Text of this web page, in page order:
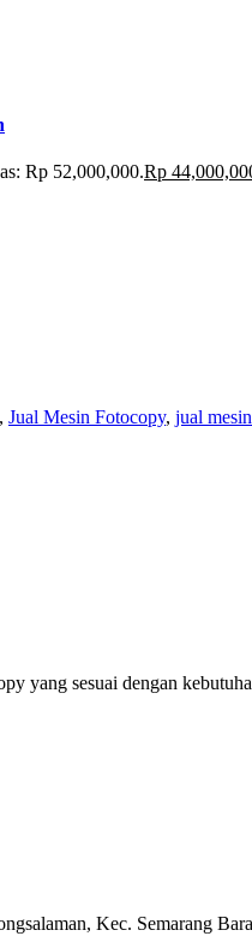
Rp 52,000,000.Rp
, Jual Mesin Fotocopy, jual
yang sesuai dengan
Kec. Semarang